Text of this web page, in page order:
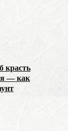
красть
— как